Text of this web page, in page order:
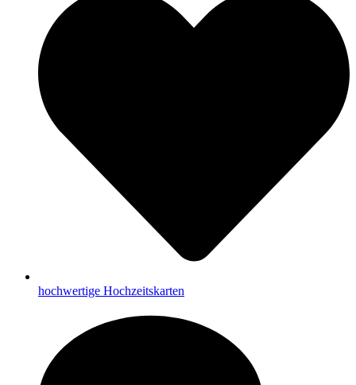
hochwertige Hochzeitskarten